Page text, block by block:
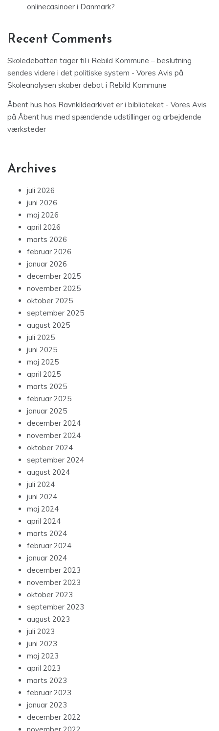
onlinecasinoer i Danmark?
Recent Comments
Skoledebatten tager til i Rebild Kommune – beslutning
sendes videre i det politiske system - Vores Avis på
Skoleanalysen skaber debat i Rebild Kommune
Åbent hus hos Ravnkildearkivet er i biblioteket - Vores Avis
på Åbent hus med spændende udstillinger og arbejdende
værksteder
Archives
juli 2026
juni 2026
maj 2026
april 2026
marts 2026
februar 2026
januar 2026
december 2025
november 2025
oktober 2025
september 2025
august 2025
juli 2025
juni 2025
maj 2025
april 2025
marts 2025
februar 2025
januar 2025
december 2024
november 2024
oktober 2024
september 2024
august 2024
juli 2024
juni 2024
maj 2024
april 2024
marts 2024
februar 2024
januar 2024
december 2023
november 2023
oktober 2023
september 2023
august 2023
juli 2023
juni 2023
maj 2023
april 2023
marts 2023
februar 2023
januar 2023
december 2022